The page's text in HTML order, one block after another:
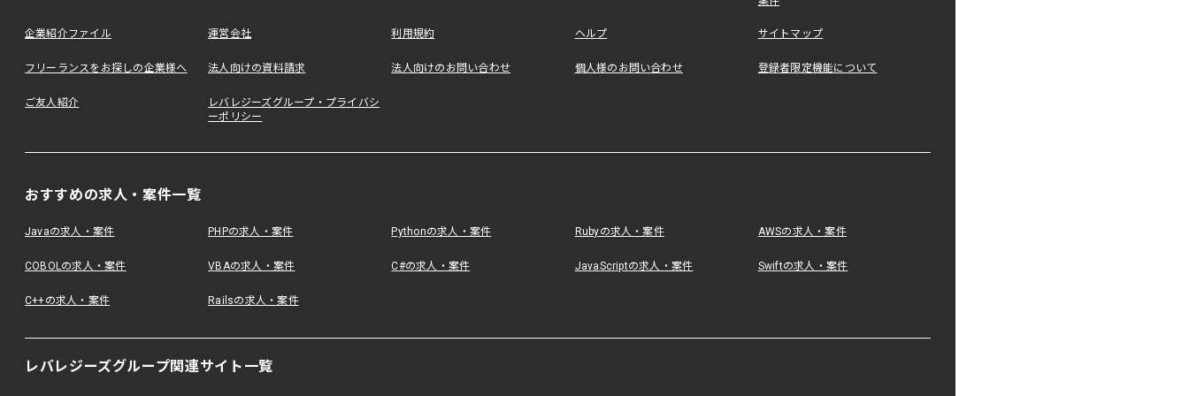
企業紹介ファイル 運営会社 利用規約 ヘルプ サイトマップ
フリーランスをお探しの企業様へ 法人向けの資料請求 法人向けのお問い合わせ 個人様のお問い合わせ 登録者限定機能について
ご友人紹介
レバレジーズグループ・プライバシ
ーポリシー
おすすめの求人・案件一覧
Javaの求人・案件 PHPの求人・案件 Pythonの求人・案件 Rubyの求人・案件 AWSの求人・案件
COBOLの求人・案件 VBAの求人・案件 C#の求人・案件 JavaScriptの求人・案件 Swiftの求人・案件
C++の求人・案件 Railsの求人・案件
レバレジーズグループ関連サイト一覧